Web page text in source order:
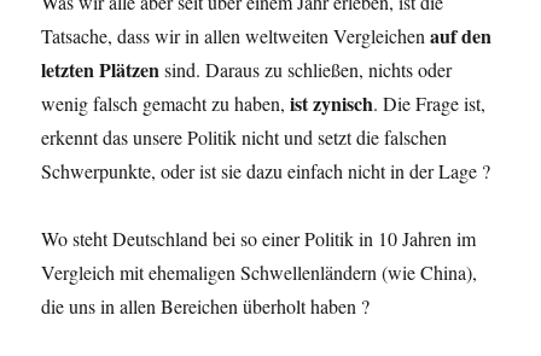
Tatsache, dass wir in allen weltweiten Vergleichenauf den
letzten Plätzensind. Daraus zu schließen, nichts oder
wenig falsch gemacht zu haben,ist zynisch. Die Frage ist,
erkennt das unsere Politik nicht und setzt die falschen
Schwerpunkte, oder ist sie dazu einfach nicht in der Lage ?
Wo steht Deutschland bei so einer Politik in 10 Jahren im
Vergleich mit ehemaligen Schwellenländern (wie China),
die uns in allen Bereichen überholt haben ?